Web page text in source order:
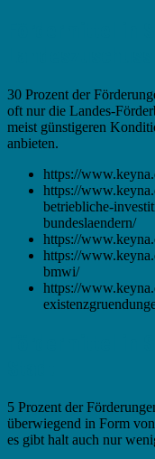
30 Prozent der
oft nur die Landes-
meist günstigeren
anbieten.
https://
https://
betriebliche-
bundeslaendern/
https://
https://
bmwi/
https://
5 Prozent der
überwiegend in Form
es gibt halt auch nur